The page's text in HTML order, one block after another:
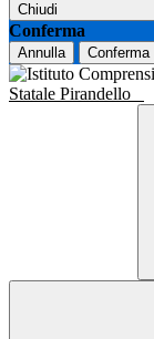
Chiudi
Conferma
Annulla Conferma
Statale Pirandello